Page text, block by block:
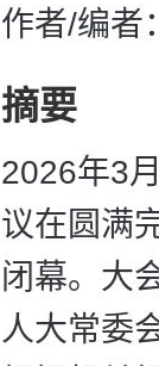
作者/编者
摘要
2026年3
议在圆满
闭幕。大
人大常委